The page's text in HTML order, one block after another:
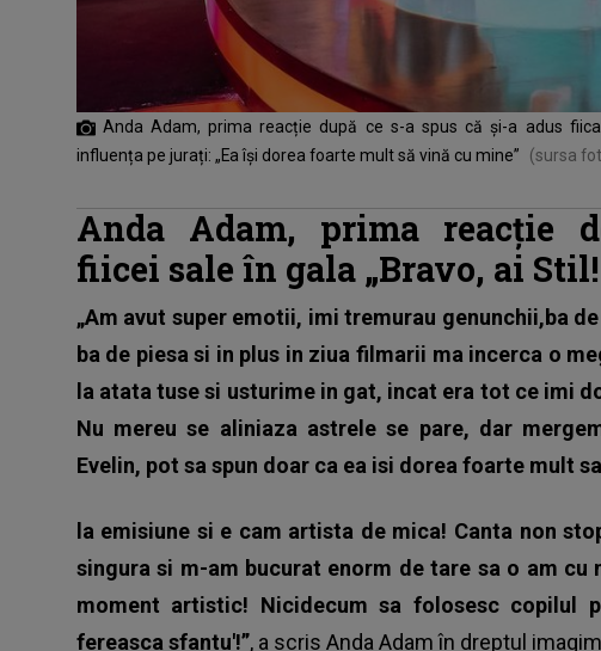
Anda Adam, prima reacție după ce s-a spus că și-a adus
influența pe jurați: „Ea își dorea foarte mult să vină cu mine”
(sursa
Anda Adam, prima reacție
fiicei sale în gala „Bravo, ai
„Am avut super emotii, imi tremurau genunchii,ba
ba de piesa si in plus in ziua filmarii ma incerca o
la atata tuse si usturime in gat, incat era tot ce imi
Nu mereu se aliniaza astrele se pare, dar
Evelin, pot sa spun doar ca ea isi dorea foarte mult
la emisiune si e cam artista de mica! Canta non
singura si m-am bucurat enorm de tare sa o am cu
moment artistic! Nicidecum sa folosesc copilul
fereasca sfantu'!”, a scris Anda Adam în dreptul